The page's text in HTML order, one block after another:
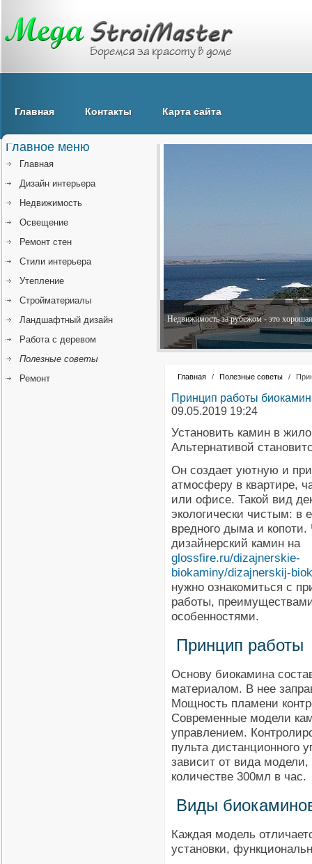
Главная Контакты Карта сайта
Недвижимость за рубежом - это
Главная / Полезные советы /
Принцип работы
09.05.2019 19:24
Установить камин в
Альтернативой
Он создает уютную и
атмосферу в квартире,
или офисе. Такой вид
экологически чистым: в
вредного дыма и копоти.
дизайнерский камин на
glossfire.ru/dizajnerskie-
biokaminy/dizajnerskij-
нужно ознакомиться с
работы,
особенностями.
Принцип работы
Основу биокамина
материалом. В нее
Мощность пламени
Современные модели
управлением.
пульта дистанционного
зависит от вида
количестве 300мл в час.
Виды
Каждая модель
установки,
Главное меню
Главная
Дизайн интерьера
Недвижимость
Освещение
Ремонт стен
Стили интерьера
Утепление
Стройматериалы
Ландшафтный дизайн
Работа с деревом
Полезные советы
Ремонт